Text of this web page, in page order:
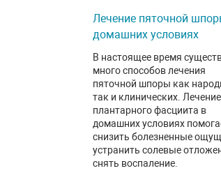
Лечение пяточной
домашних условиях
В настоящее время
много способов лечения
пяточной шпоры как
так и клинических. Лечение
плантарного фасциита в
домашних условиях
снизить болезненные
устранить солевые
снять воспаление.